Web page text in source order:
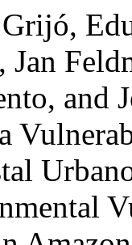
Jan
and